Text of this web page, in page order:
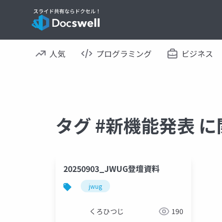
人気 プログラミング ビジネス
タグ #新機能発表
20250903_JWUG登壇資料
jwug
くろひつじ 190